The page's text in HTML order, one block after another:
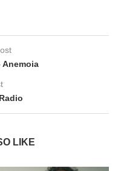
Anemoia
LIKE